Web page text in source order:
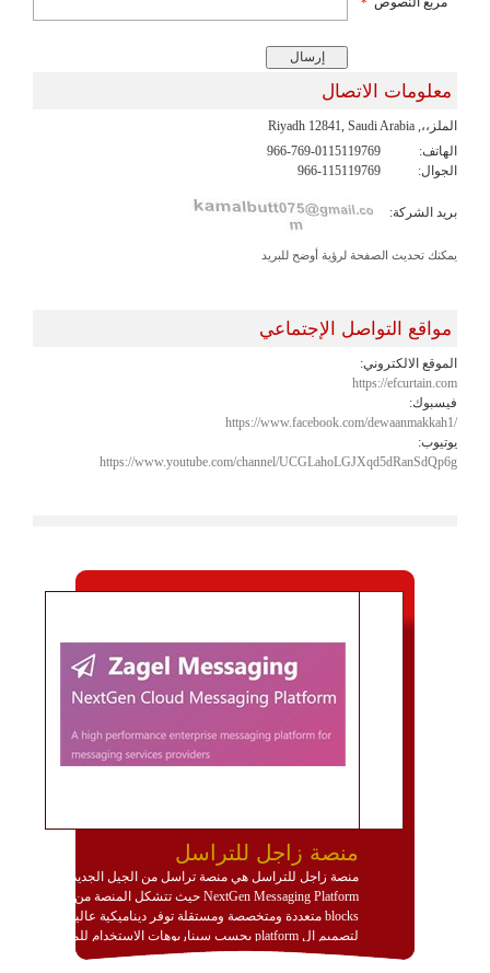
معلومات الاتصال
الملز،،, Riyadh 12841, Saudi Arabia
الهاتف:
966-769-0115119769
الجوال:
966-115119769
بريد الشركة:
يمكنك تحديث الصفحة لرؤية أوضح للبريد
مواقع التواصل الإجتماعي
الموقع الالكتروني:
https://efcurtain.com
فيسبوك:
https://www.facebook.com/dewaanmakkah1/
يوتيوب:
https://www.youtube.com/channel/UCGLahoLGJXqd5dRanSdQp6g
منصة زاجل للتراسل
منصة زاجل للتراسل هي منصة تراسل من الجيل الجديد
NextGen Messaging Platform حيث تتشكل المنصة من
blocks متعددة ومتخصصة ومستقلة توفر ديناميكية عالية
لتصميم ال platform بحسب سيناريوهات الاستخدام للمنصة
وتتوافق مع النشر والاستثمار ضمن بيئة استضافة dedicated